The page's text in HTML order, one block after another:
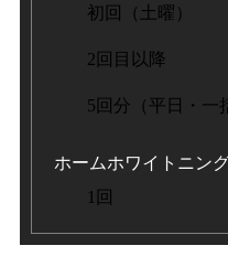
初回（土曜）
2回目以降
5回分（平日・一
ホームホワイトニン
1回